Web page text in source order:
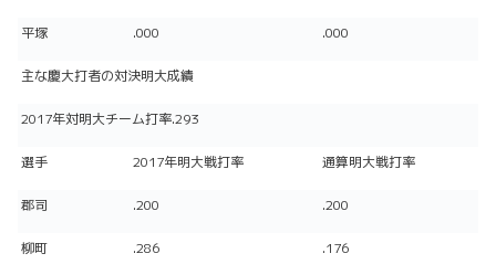
平塚 .000 .000
主な慶大打者の対決明大成績
2017年対明大チーム打率.293
選手 2017年明大戦打率 通算明大戦打率
郡司 .200 .200
柳町 .286 .176